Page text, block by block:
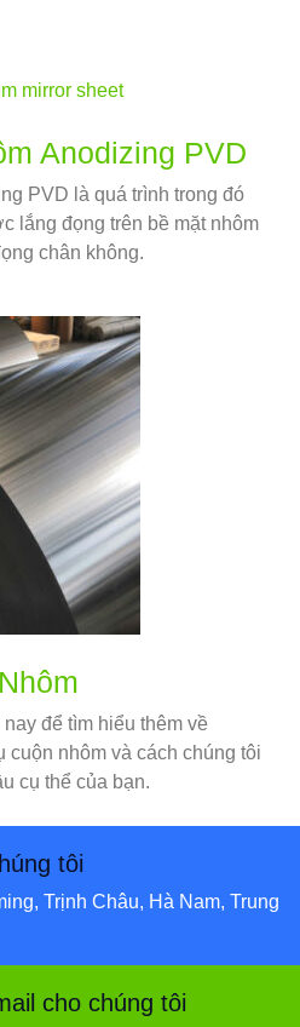
Anodizing PVD
PVD là quá trình trong đó
lắng đọng trên bề mặt nhôm
chân không.
để tìm hiểu thêm về
cuộn nhôm và cách chúng tôi
cụ thể của bạn.
tôi
Trịnh Châu, Hà Nam, Trung
cho chúng tôi